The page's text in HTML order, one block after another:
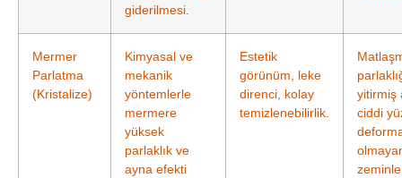
giderilmesi.
Mermer
Parlatma
(Kristalize)
Kimyasal ve
mekanik
yöntemlerle
mermere
yüksek
parlaklık ve
ayna efekti
Estetik
görünüm, leke
direnci, kolay
temizlenebilirlik.
yitirmiş
ciddi